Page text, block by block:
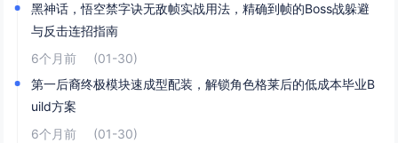
黑神话，悟空禁字诀无敌帧实战用法，精确到帧的Boss战躲避
与反击连招指南
6个月前
(01-30)
第一后裔终极模块速成型配装，解锁角色格莱后的低成本毕业B
uild方案
6个月前
(01-30)